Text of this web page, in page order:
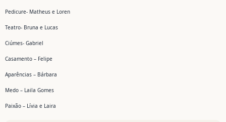
Pedicure- Matheus e Loren
Teatro- Bruna e Lucas
Ciúmes- Gabriel
Casamento – Felipe
Aparências – Bárbara
Medo – Laila Gomes
Paixão – Lívia e Laira